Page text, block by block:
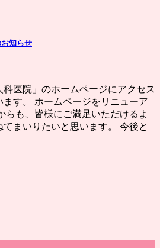
知らせ
医院」のホームページにアクセス
す。 ホームページをリニューア
らも、皆様にご満足いただけるよ
まいりたいと思います。 今後と